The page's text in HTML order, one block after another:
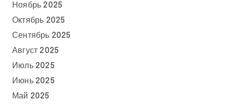
Ноябрь 2025
Октябрь 2025
Сентябрь 2025
Август 2025
Июль 2025
Июнь 2025
Май 2025